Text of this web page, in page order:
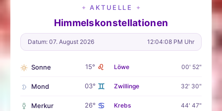
✦ AKTUELLE ✦
Himmelskonstellationen
Datum: 07. August 2026 12:04:09 PM Uhr
Sonne 15° ♌ Löwe 00' 52"
Mond 03° ♊ Zwillinge 32' 30"
Merkur 26° ♋ Krebs 44' 47"